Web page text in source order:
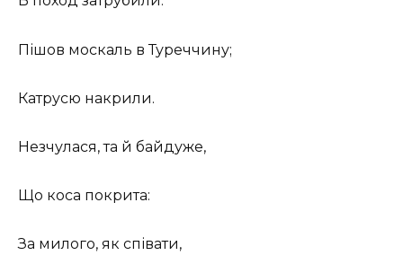
Пішов москаль в Туреччину;
Катрусю накрили.
Незчулася, та й байдуже,
Що коса покрита:
За милого, як співати,